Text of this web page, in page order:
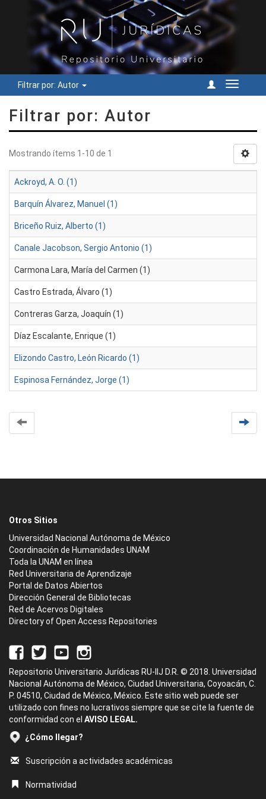
Filtrar por: Autor
Cambiar
Filtrar por: Autor
Mostrando ítems 1-10 de 1
Ackroyd, A. O. (1)
Barquín Álvarez, Manuel (1)
Briceño Ruiz, Alberto (1)
Canale Jacobson, Sergio Antonio (1)
Carmona Lara, María del Carmen (1)
Castro Estrada, Álvaro (1)
Contreras Garza, Joaquín (1)
Díaz Escalante, Enrique (1)
Elizondo Castro, León Ricardo (1)
Espinosa Fernández, Jorge (1)
Otros Sitios
Universidad Nacional Autónoma de México
Coordinación de Humanidades UNAM
Toda la UNAM en línea
Red Universitaria de Aprendizaje
Portal de Datos Abiertos
Dirección General de Bibliotecas
Red de Acervos Digitales
Directory of Open Access Repositories
Repositorio Universitario Jurídicas RU-IIJ D.R. © 2018. Universidad
Nacional Autónoma de México, Ciudad Universitaria, Coyoacán, C.
P. 04510, Ciudad de México, México. Este sitio web puede ser
utilizado con fines no lucrativos siempre que se cite la fuente de
conformidad con el AVISO LEGAL.
¿Cómo llegar?
Suscripción a actividades académicas
Normatividad